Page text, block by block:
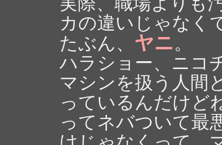
カの違いじゃなく
たぶん、 ヤニ。
ハラショー、ニコ
マシンを扱う人間
っているんだけど
ってネバついて最